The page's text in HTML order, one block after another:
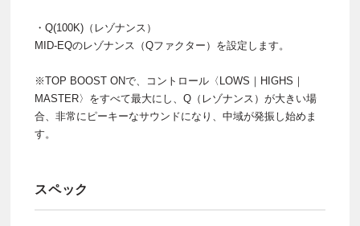
・Q(100K)（レゾナンス）
MID-EQのレゾナンス（Qファクター）を設定します。
※TOP BOOST ONで、コントロール〈LOWS｜HIGHS｜
MASTER〉をすべて最大にし、Q（レゾナンス）が大きい場
合、非常にピーキーなサウンドになり、中域が発振し始めま
す。
スペック